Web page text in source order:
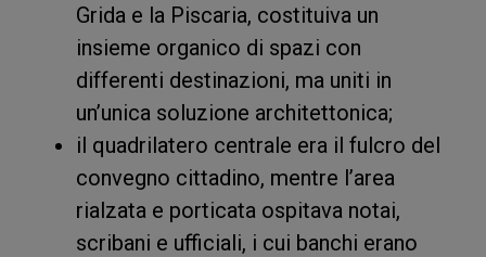
Grida e la Piscaria, costituiva un
insieme organico di spazi con
differenti destinazioni, ma uniti in
un’unica soluzione architettonica;
il quadrilatero centrale era il fulcro del
convegno cittadino, mentre l’area
rialzata e porticata ospitava notai,
scribani e ufficiali, i cui banchi erano